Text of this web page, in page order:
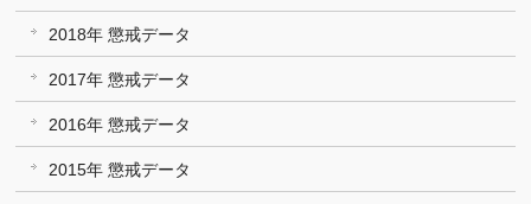
2018年 懲戒データ
2017年 懲戒データ
2016年 懲戒データ
2015年 懲戒データ